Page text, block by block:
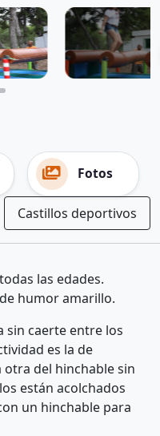
Fotos
Castillos deportivos
las edades.
humor amarillo.
sin caerte entre los
es la de
del hinchable sin
están acolchados
un hinchable para